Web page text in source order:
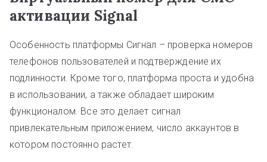
активации Signal
Особенность платформы Сигнал – проверка номеров
телефонов пользователей и подтверждение их
подлинности. Кроме того, платформа проста и удобна
в использовании, а также обладает широким
функционалом. Все это делает сигнал
привлекательным приложением, число аккаунтов в
котором постоянно растет.